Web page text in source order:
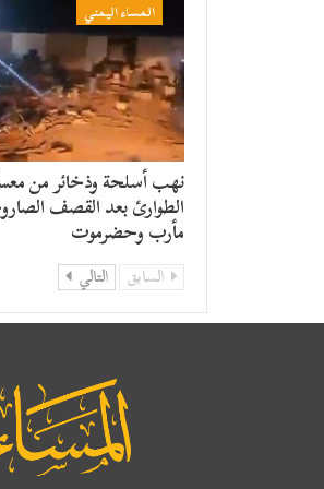
المساء اليمني
نهب أسلحة وذخائر من
الطوارئ بعد القصف
مأرب وحضرموت
السابق التالي